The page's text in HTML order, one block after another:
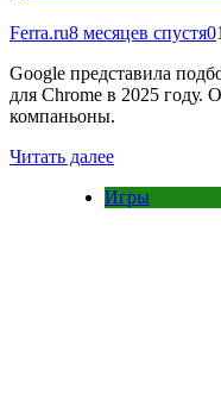
Ferra.ru8 месяцев спустя0
Google представила
для Chrome в 2025 году.
компаньоны.
Читать далее
Игры